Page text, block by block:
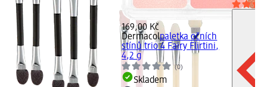
169,00 Kč
Dermacolpaletka očních
stínů trio 4 Fairy Flirtini,
4,2 g
(0)
Skladem